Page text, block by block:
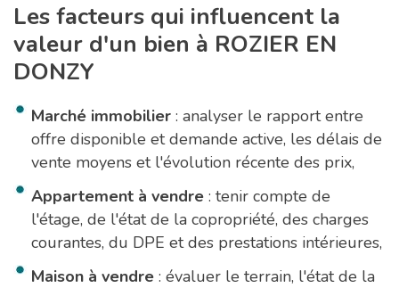
Les facteurs qui influencent la
valeur d'un bien à ROZIER EN
DONZY
Marché immobilier : analyser le rapport entre
offre disponible et demande active, les délais de
vente moyens et l'évolution récente des prix,
Appartement à vendre : tenir compte de
l'étage, de l'état de la copropriété, des charges
courantes, du DPE et des prestations intérieures,
Maison à vendre : évaluer le terrain, l'état de la